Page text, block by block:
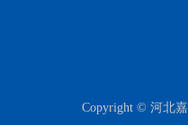
Copyright © 河北